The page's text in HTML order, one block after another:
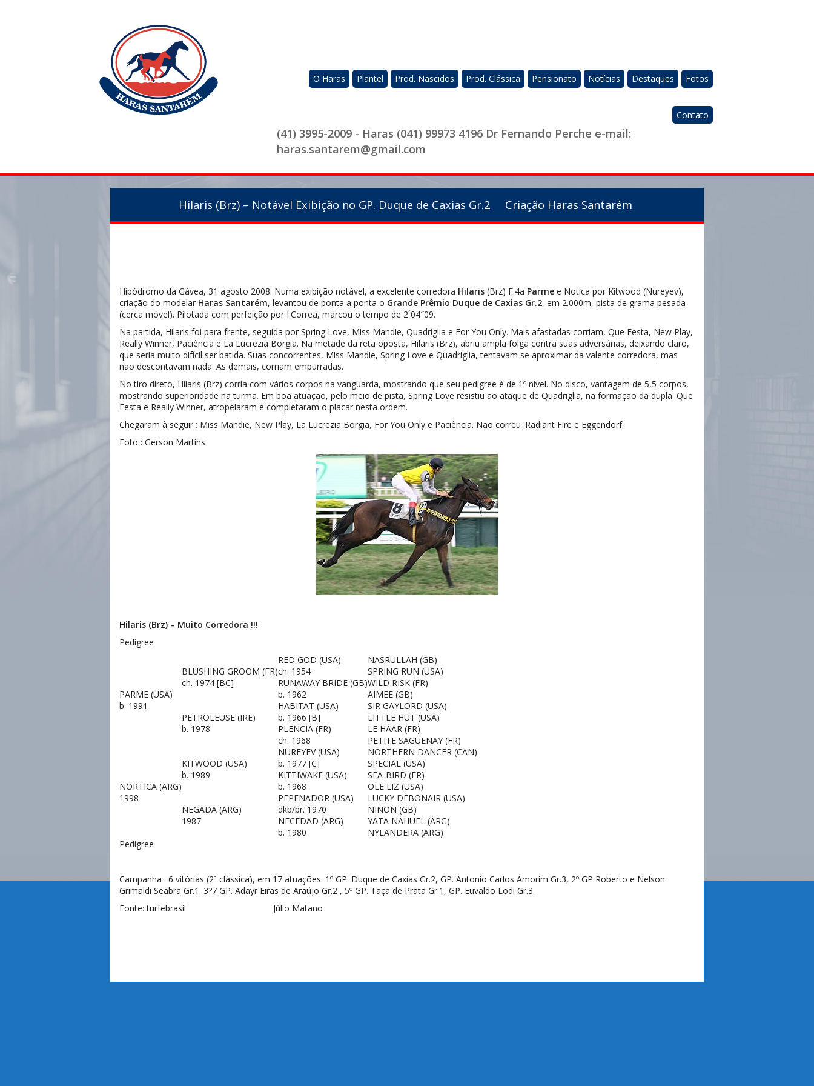
O Haras Plantel Prod. Nascidos Prod. Clássica Pensionato Notícias Destaques Fotos
Contato
(41) 3995-2009 - Haras (041) 99973 4196 Dr Fernando Perche e-mail:
haras.santarem@gmail.com
Hilaris (Brz) – Notável Exibição no GP. Duque de Caxias Gr.2 Criação Haras Santarém
Hipódromo da Gávea, 31 agosto 2008. Numa exibição notável, a excelente corredora Hilaris (Brz) F.4a Parme e Notica por Kitwood (Nureyev),
criação do modelar Haras Santarém, levantou de ponta a ponta o Grande Prêmio Duque de Caxias Gr.2, em 2.000m, pista de grama pesada
(cerca móvel). Pilotada com perfeição por I.Correa, marcou o tempo de 2´04″09.
Na partida, Hilaris foi para frente, seguida por Spring Love, Miss Mandie, Quadriglia e For You Only. Mais afastadas corriam, Que Festa, New Play,
Really Winner, Paciência e La Lucrezia Borgia. Na metade da reta oposta, Hilaris (Brz), abriu ampla folga contra suas adversárias, deixando claro,
que seria muito difícil ser batida. Suas concorrentes, Miss Mandie, Spring Love e Quadriglia, tentavam se aproximar da valente corredora, mas
não descontavam nada. As demais, corriam empurradas.
No tiro direto, Hilaris (Brz) corria com vários corpos na vanguarda, mostrando que seu pedigree é de 1º nível. No disco, vantagem de 5,5 corpos,
mostrando superioridade na turma. Em boa atuação, pelo meio de pista, Spring Love resistiu ao ataque de Quadriglia, na formação da dupla. Que
Festa e Really Winner, atropelaram e completaram o placar nesta ordem.
Chegaram à seguir : Miss Mandie, New Play, La Lucrezia Borgia, For You Only e Paciência. Não correu :Radiant Fire e Eggendorf.
Foto : Gerson Martins
Hilaris (Brz) – Muito Corredora !!!
Pedigree
PARME (USA)
b. 1991
BLUSHING GROOM (FR)
ch. 1974 [BC]
RED GOD (USA)
ch. 1954
NASRULLAH (GB)
SPRING RUN (USA)
RUNAWAY BRIDE (GB)
b. 1962
WILD RISK (FR)
AIMEE (GB)
PETROLEUSE (IRE)
b. 1978
HABITAT (USA)
b. 1966 [B]
SIR GAYLORD (USA)
LITTLE HUT (USA)
PLENCIA (FR)
ch. 1968
LE HAAR (FR)
PETITE SAGUENAY (FR)
NORTICA (ARG)
1998
KITWOOD (USA)
b. 1989
NUREYEV(USA)
b. 1977 [C]
NORTHERN DANCER (CAN)
SPECIAL (USA)
KITTIWAKE (USA)
b. 1968
SEA-BIRD (FR)
OLE LIZ (USA)
NEGADA (ARG)
1987
PEPENADOR (USA)
dkb/br. 1970
LUCKY DEBONAIR (USA)
NINON (GB)
NECEDAD (ARG)
b. 1980
YATA NAHUEL (ARG)
NYLANDERA (ARG)
Pedigree
Campanha : 6 vitórias (2ª clássica), em 17 atuações. 1º GP. Duque de Caxias Gr.2, GP. Antonio Carlos Amorim Gr.3, 2º GP Roberto e Nelson
Grimaldi Seabra Gr.1. 3?7 GP. Adayr Eiras de Araújo Gr.2 , 5º GP. Taça de Prata Gr.1, GP. Euvaldo Lodi Gr.3.
Fonte:turfebrasil Júlio Matano